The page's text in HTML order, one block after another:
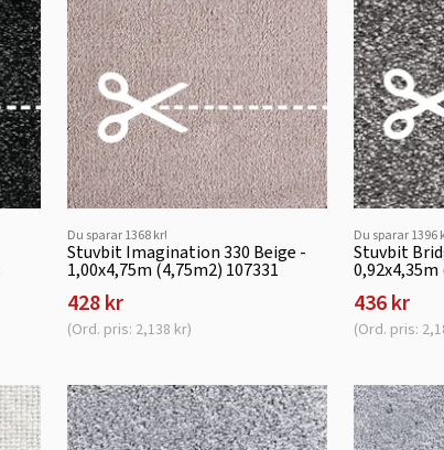
Du sparar 1368 kr!
Stuvbit Imagination 330 Beige -
1,00x4,75m (4,75m2) 107331
428 kr
(Ord. pris: 2,138 kr)
Du sparar 1396
Stuvbit
436 kr
(Ord. pris: